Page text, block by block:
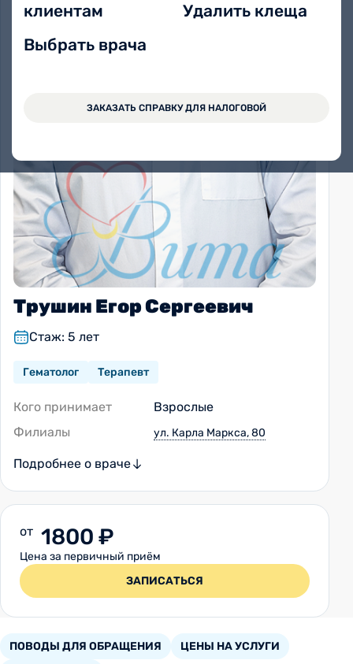
клиентам
Выбрать врача
Удалить клеща
ЗАКАЗАТЬ СПРАВКУ ДЛЯ НАЛОГОВОЙ
Трушин Егор Сергеевич
Стаж: 5 лет
Гематолог Терапевт
Кого принимает
Взрослые
Филиалы
ул. Карла Маркса, 80
Подробнее о враче
от 1800 ₽
Цена за первичный приём
ЗАПИСАТЬСЯ
ПОВОДЫ ДЛЯ ОБРАЩЕНИЯ
ЦЕНЫ НА УСЛУГИ